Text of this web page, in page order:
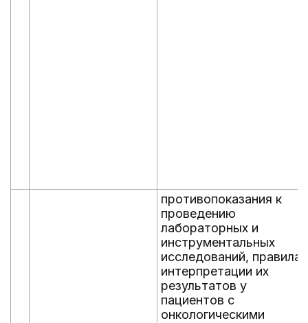
противопоказания к
проведению
лабораторных и
инструментальных
исследований, правила
интерпретации их
результатов у
пациентов с
онкологическими